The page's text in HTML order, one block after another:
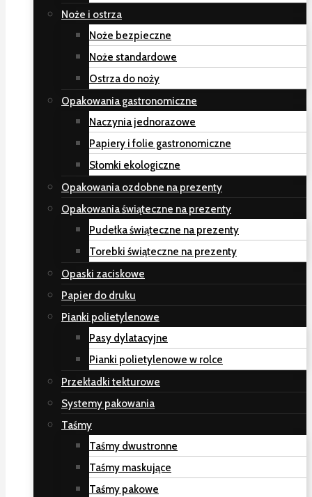
Noże i ostrza
Noże bezpieczne
Noże standardowe
Ostrza do noży
Opakowania gastronomiczne
Naczynia jednorazowe
Papiery i folie gastronomiczne
Słomki ekologiczne
Opakowania ozdobne na prezenty
Opakowania świąteczne na prezenty
Pudełka świąteczne na prezenty
Torebki świąteczne na prezenty
Opaski zaciskowe
Papier do druku
Pianki polietylenowe
Pasy dylatacyjne
Pianki polietylenowe w rolce
Przekładki tekturowe
Systemy pakowania
Taśmy
Taśmy dwustronne
Taśmy maskujące
Taśmy pakowe